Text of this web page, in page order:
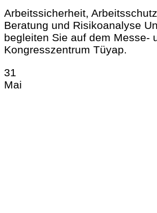
Arbeitssicherheit,
Beratung und Risikoanalyse
begleiten Sie auf dem Messe-
Kongresszentrum Tüyap.
31
Mai